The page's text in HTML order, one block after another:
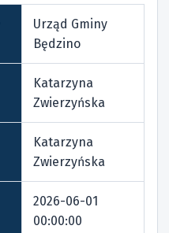
Urząd Gminy
Będzino
Katarzyna
Zwierzyńska
Katarzyna
Zwierzyńska
2026-06-01
00:00:00